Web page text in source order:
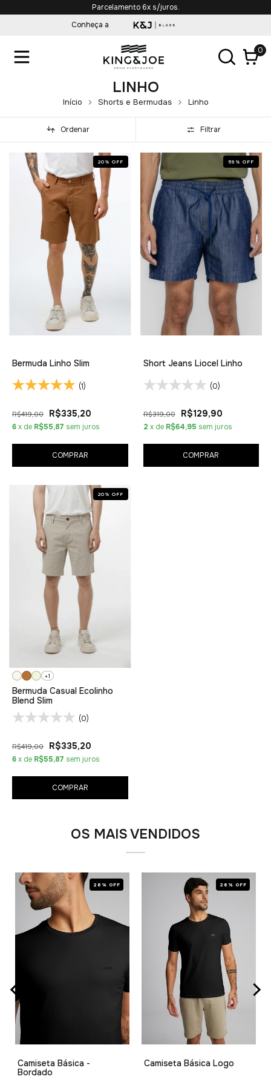
Parcelamento 6x s/juros.
Conheça a
0
LINHO
Início Shorts e Bermudas Linho
Ordenar Filtrar
20 % OFF
Bermuda Linho Slim
(1)
R$419,00 R$335,20
6x de R$55,87 sem juros
COMPRAR
59 % OFF
Short Jeans Liocel Linho
(0)
R$319,00 R$129,90
2 x de R$64,95 sem juros
COMPRAR
20 % OFF
+1
Bermuda Casual Ecolinho
Blend Slim
(0)
R$419,00 R$335,20
6x de R$55,87 sem juros
COMPRAR
OS MAIS VENDIDOS
28% OFF
Camiseta Básica -
Bordado
28% OFF
Camiseta Básica Logo